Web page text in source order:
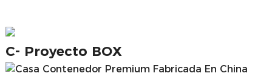
C- Proyecto BOX